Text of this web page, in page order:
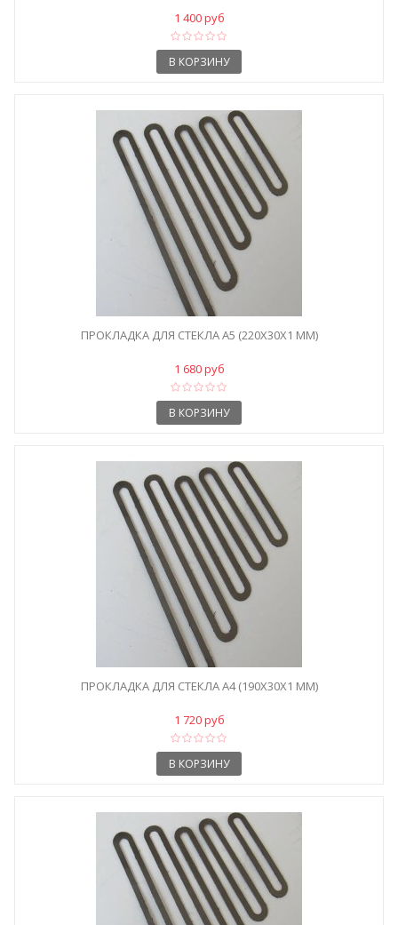
1 400 руб
В КОРЗИНУ
ПРОКЛАДКА ДЛЯ СТЕКЛА A5 (220X30X1 ММ)
1 680 руб
В КОРЗИНУ
ПРОКЛАДКА ДЛЯ СТЕКЛА A4 (190X30X1 ММ)
1 720 руб
В КОРЗИНУ